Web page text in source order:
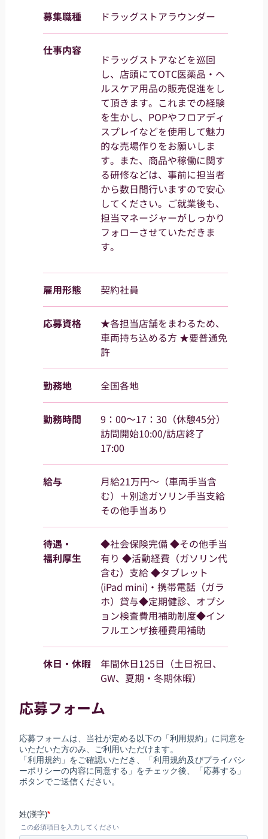
募集職種 ドラッグストアラウンダー
仕事内容
ドラッグストアなどを巡回
し、店頭にてOTC医薬品・ヘ
ルスケア用品の販売促進をし
て頂きます。これまでの経験
を生かし、POPやフロアディ
スプレイなどを使用して魅力
的な売場作りをお願いしま
す。また、商品や稼働に関す
る研修などは、事前に担当者
から数日間行いますので安心
してください。ご就業後も、
担当マネージャーがしっかり
フォローさせていただきま
す。
雇用形態 契約社員
応募資格
★各担当店舗をまわるため、
車両持ち込める方 ★要普通免
許
勤務地 全国各地
勤務時間
9：00～17：30（休憩45分）
訪問開始10:00/訪店終了
17:00
給与
月給21万円～（車両手当含
む）＋別途ガソリン手当支給
その他手当あり
待遇・
福利厚生
◆社会保険完備 ◆その他手当
有り ◆活動経費（ガソリン代
含む）支給 ◆タブレット
(iPad mini)・携帯電話（ガラ
ホ）貸与◆定期健診、オプシ
ョン検査費用補助制度◆イン
フルエンザ接種費用補助
休日・休暇
年間休日125日（土日祝日、
GW、夏期・冬期休暇）
応募フォーム